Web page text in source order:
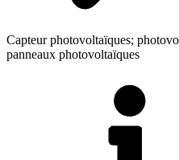
Capteur photovoltaïques;
panneaux photovoltaïques